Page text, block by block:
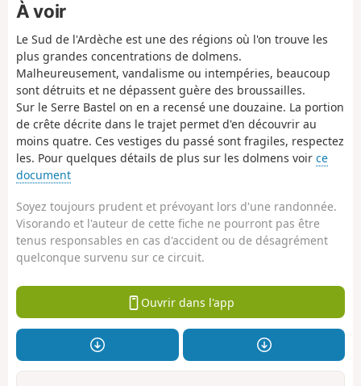
À voir
Le Sud de l'Ardèche est une des régions où l'on trouve les
plus grandes concentrations de dolmens.
Malheureusement, vandalisme ou intempéries, beaucoup
sont détruits et ne dépassent guère des broussailles.
Sur le Serre Bastel on en a recensé une douzaine. La portion
de crête décrite dans le trajet permet d'en découvrir au
moins quatre. Ces vestiges du passé sont fragiles, respectez
les. Pour quelques détails de plus sur les dolmens voir ce
document
Soyez toujours prudent et prévoyant lors d'une randonnée.
Visorando et l'auteur de cette fiche ne pourront pas être
tenus responsables en cas d'accident ou de désagrément
quelconque survenu sur ce circuit.
Ouvrir dans l'app